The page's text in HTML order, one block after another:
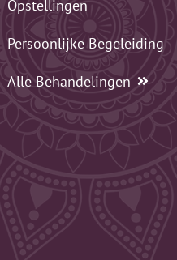
Opstellingen
Persoonlijke Begeleiding
Alle Behandelingen